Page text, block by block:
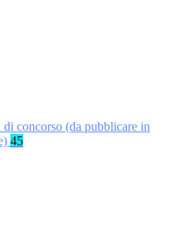
di concorso (da pubblicare in
45